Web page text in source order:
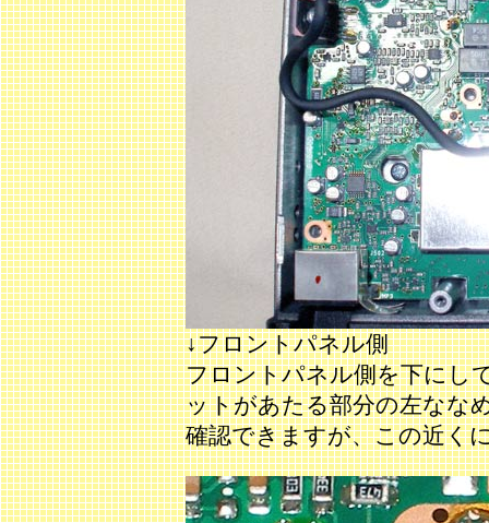
↓フロントパネル側
フロントパネル側を下にし
ットがあたる部分の左なな
確認できますが、この近く